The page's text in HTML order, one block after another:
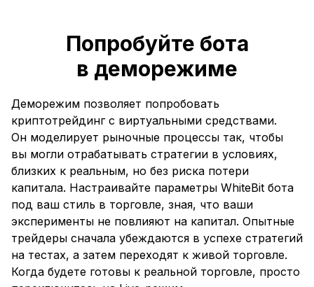
Попробуйте бота
в деморежиме
Деморежим позволяет попробовать
криптотрейдинг с виртуальными средствами.
Он моделирует рыночные процессы так, чтобы
вы могли отрабатывать стратегии в условиях,
близких к реальным, но без риска потери
капитала. Настраивайте параметры WhiteBit бота
под ваш стиль в торговле, зная, что ваши
эксперименты не повлияют на капитал. Опытные
трейдеры сначала убеждаются в успехе стратегий
на тестах, а затем переходят к живой торговле.
Когда будете готовы к реальной торговле, просто